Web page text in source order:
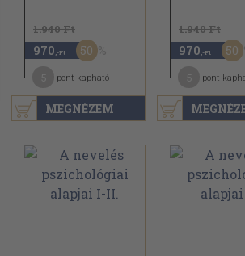
MEGNÉZEM
1.940 Ft
970 ,-Ft 50
pont kapható
1.940 Ft
970 ,-Ft 50
pont